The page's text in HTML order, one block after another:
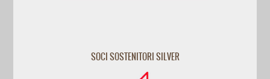
SOCI SOSTENITORI SILVER